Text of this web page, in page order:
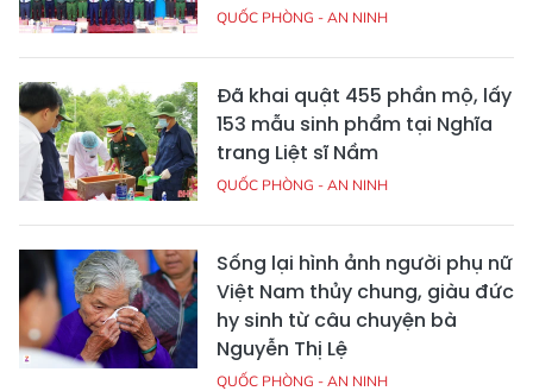
QUỐC PHÒNG - AN NINH
Đã khai quật 455 phần mộ, lấy
153 mẫu sinh phẩm tại Nghĩa
trang Liệt sĩ Nầm
QUỐC PHÒNG - AN NINH
Sống lại hình ảnh người phụ nữ
Việt Nam thủy chung, giàu đức
hy sinh từ câu chuyện bà
Nguyễn Thị Lệ
QUỐC PHÒNG - AN NINH